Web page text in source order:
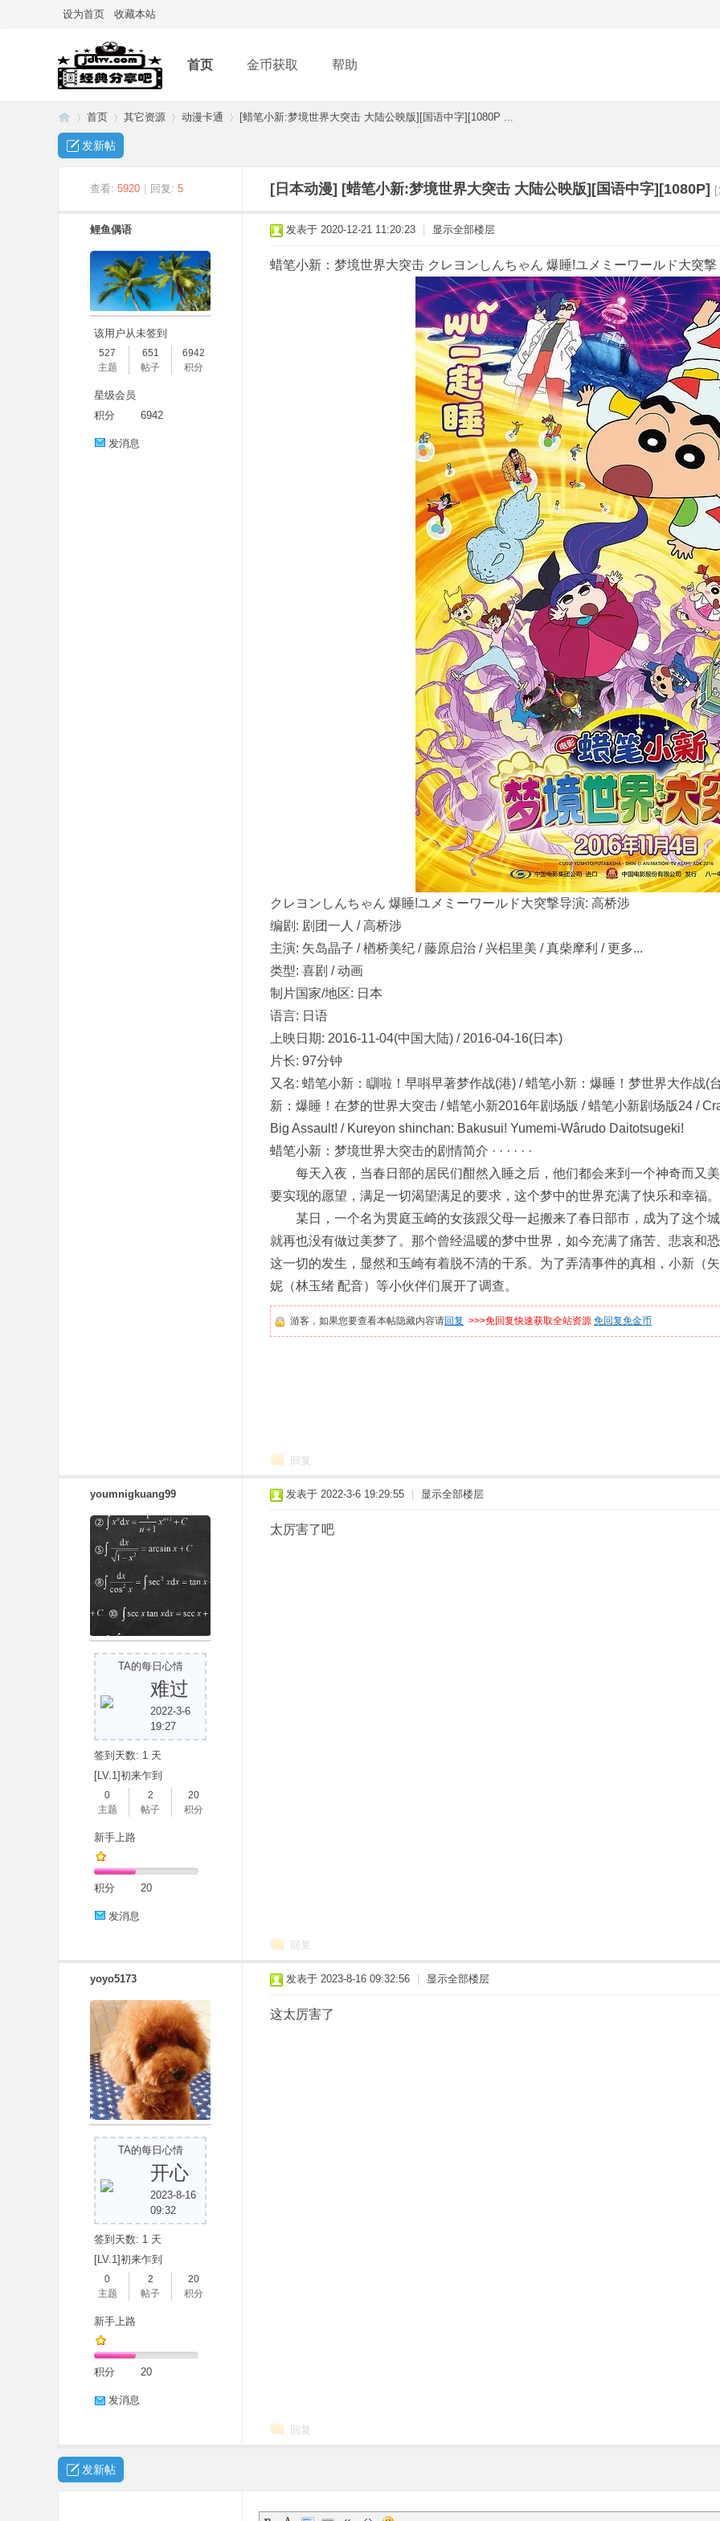
设为首页 收藏本站
首页 金币获取 帮助
首页
›
其它资源
›
动漫卡通 [蜡笔小新:梦境世界大突击 大陆公映版][国语中字][1080P ...
发新帖
查看: 5920 回复: 5 [日本动漫] [蜡笔小新:梦境世界大突击 大陆公映版][国语中字][1080P]
鲤鱼偶语
该用户从未签到
527
主题
651
帖子
6942
积分
星级会员
积分
6942
发消息
发表于 2020-12-21 11:20:23 显示全部楼层
蜡笔小新：梦境世界大突击 クレヨンしんちゃん 爆睡!ユメミーワールド大突撃
クレヨンしんちゃん 爆睡!ユメミーワールド大突撃导演: 高桥涉
编剧: 剧团一人 / 高桥涉
主演: 矢岛晶子 / 楢桥美纪 / 藤原启治 / 兴梠里美 / 真柴摩利 / 更多...
类型: 喜剧 / 动画
制片国家/地区: 日本
语言: 日语
上映日期: 2016-11-04(中国大陆) / 2016-04-16(日本)
片长: 97分钟
又名: 蜡笔小新：瞓啦！早唞早著梦作战(港) / 蜡笔小新：爆睡！梦世界大作战(
新：爆睡！在梦的世界大突击 / 蜡笔小新2016年剧场版 / 蜡笔小新剧场版24 /
Big Assault! / Kureyon shinchan: Bakusui! Yumemi-Wârudo Daitotsugeki!
蜡笔小新：梦境世界大突击的剧情简介 · · · · · ·
每天入夜，当春日部的居民们酣然入睡之后，他们都会来到一个神奇而又
要实现的愿望，满足一切渴望满足的要求，这个梦中的世界充满了快乐和幸福。
某日，一个名为贯庭玉崎的女孩跟父母一起搬来了春日部市，成为了这个
就再也没有做过美梦了。那个曾经温暖的梦中世界，如今充满了痛苦、悲哀和
这一切的发生，显然和玉崎有着脱不清的干系。为了弄清事件的真相，小新（
妮（林玉绪 配音）等小伙伴们展开了调查。
游客，如果您要查看本帖隐藏内容请回复 >>>免回复快速获取全站资源 免回复免金币
回复
youmnigkuang99
TA的每日心情
难过
2022-3-6
19:27
签到天数: 1 天
[LV.1]初来乍到
0
主题
2
帖子
20
积分
新手上路
积分 20
发消息
发表于 2022-3-6 19:29:55 显示全部楼层
太厉害了吧
回复
yoyo5173
TA的每日心情
开心
2023-8-16
09:32
签到天数: 1 天
[LV.1]初来乍到
0
主题
2
帖子
20
积分
新手上路
积分 20
发消息
发表于 2023-8-16 09:32:56 显示全部楼层
这太厉害了
回复
发新帖